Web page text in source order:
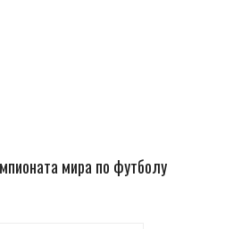
мира по футболу